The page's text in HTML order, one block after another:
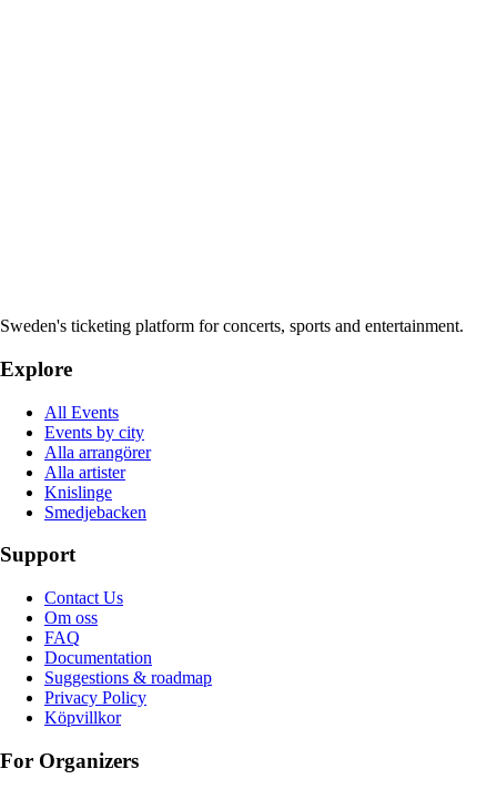
Sweden's ticketing platform for concerts, sports and entertainment.
Explore
All Events
Events by city
Alla arrangörer
Alla artister
Knislinge
Smedjebacken
Support
Contact Us
Om oss
FAQ
Documentation
Suggestions & roadmap
Privacy Policy
Köpvillkor
For Organizers